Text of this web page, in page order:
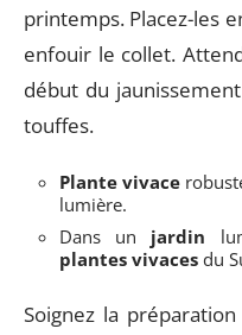
printemps. Placez-les
enfouir le collet.
début du
touffes.
Plante vivace
lumière.
Dans un jardin
plantes vivaces du
Soignez la